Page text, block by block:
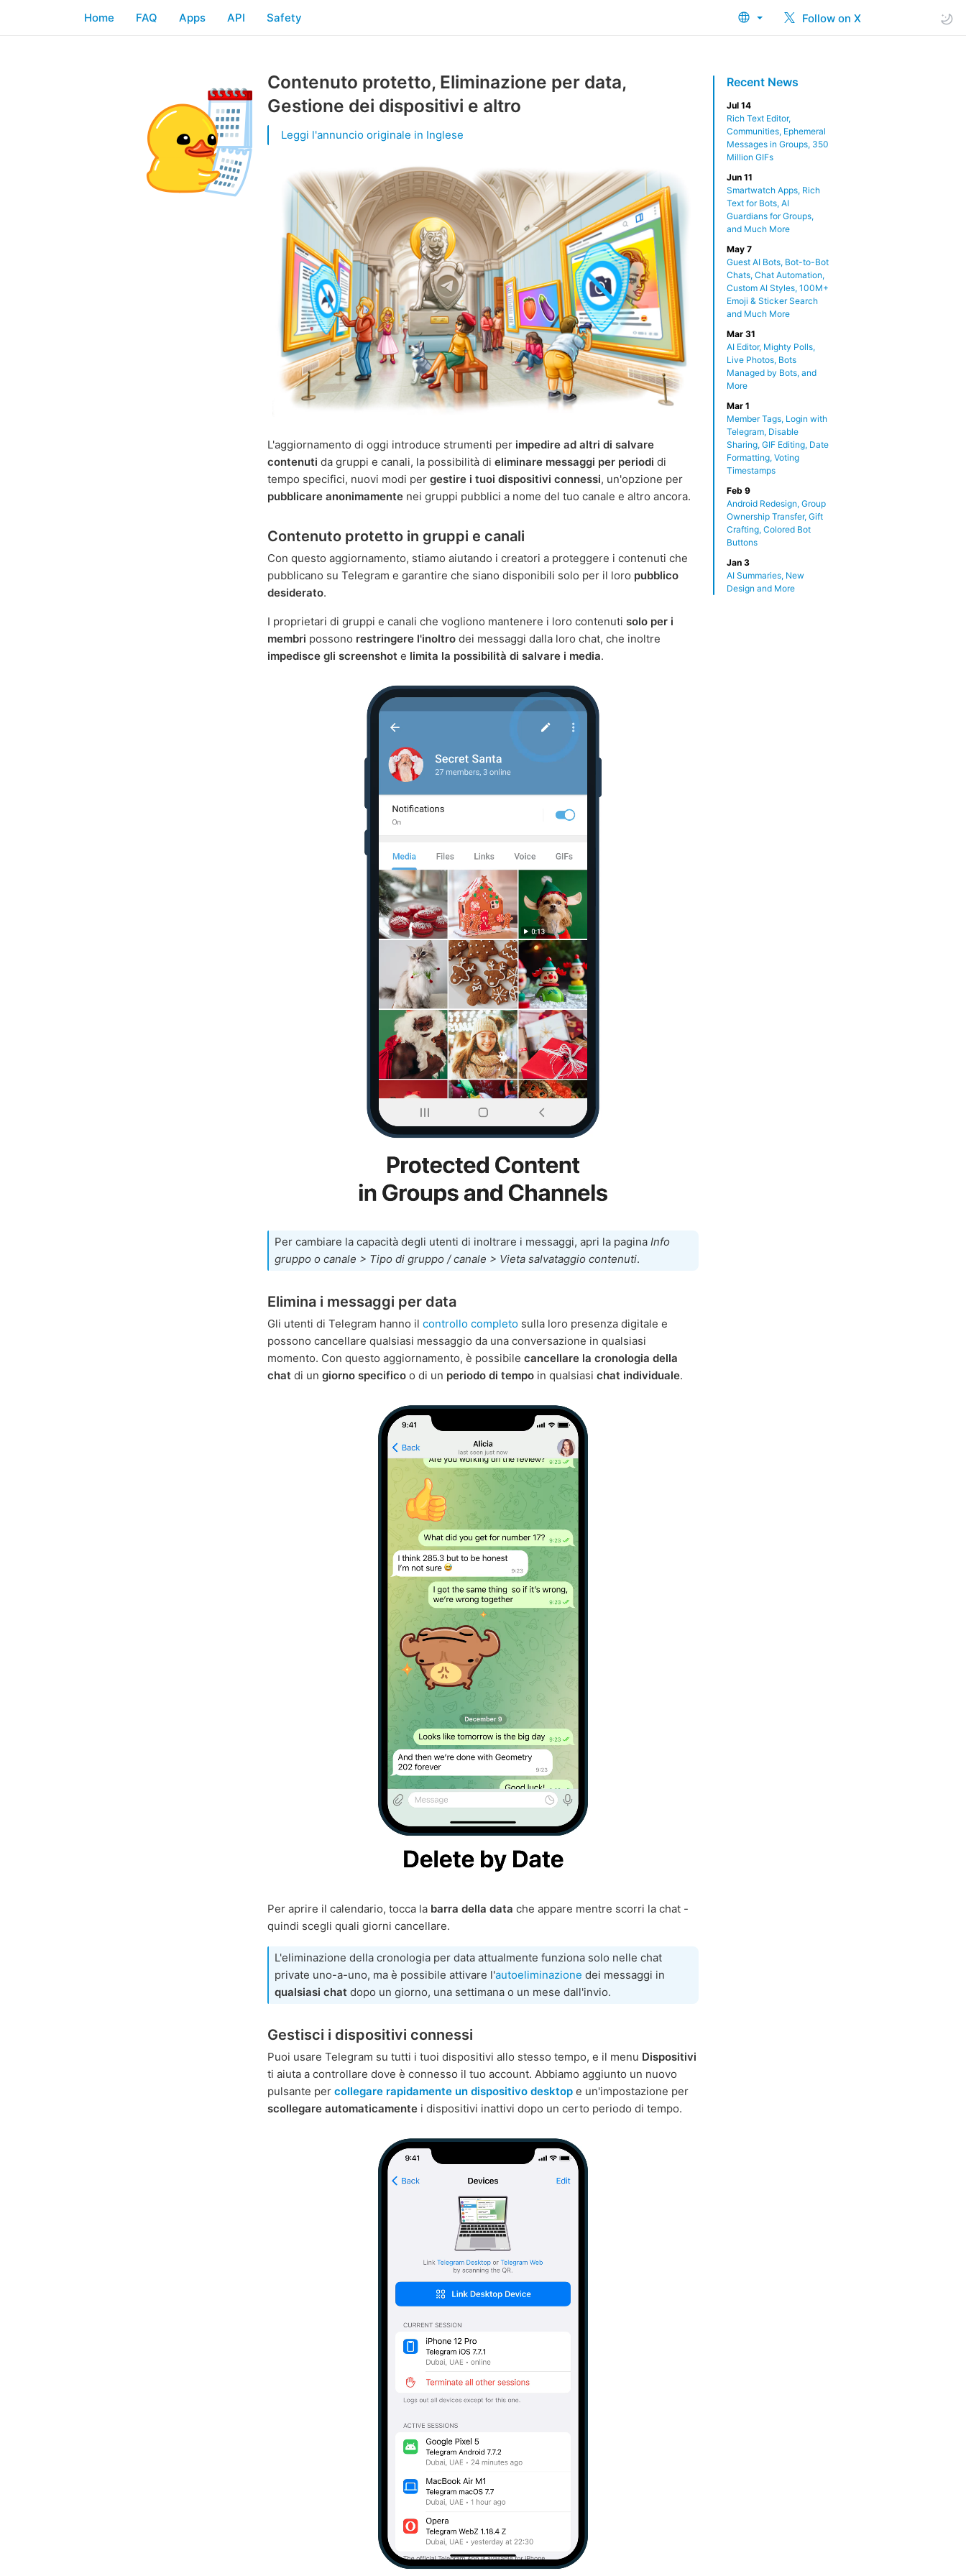
Follow on X
Home FAQ Apps API Safety
Recent News
Jul 14
Rich Text Editor,
Communities, Ephemeral
Messages in Groups, 350
Million GIFs
Jun 11
Smartwatch Apps, Rich
Text for Bots, AI
Guardians for Groups,
and Much More
May 7
Guest AI Bots, Bot-to-Bot
Chats, Chat Automation,
Custom AI Styles, 100M+
Emoji & Sticker Search
and Much More
Mar 31
AI Editor, Mighty Polls,
Live Photos, Bots
Managed by Bots, and
More
Mar 1
Member Tags, Login with
Telegram, Disable
Sharing, GIF Editing, Date
Formatting, Voting
Timestamps
Feb 9
Android Redesign, Group
Ownership Transfer, Gift
Crafting, Colored Bot
Buttons
Jan 3
AI Summaries, New
Design and More
Contenuto protetto, Eliminazione per data,
Gestione dei dispositivi e altro
Leggi l'annuncio originale in Inglese
L'aggiornamento di oggi introduce strumenti per impedire ad altri di salvare
contenuti da gruppi e canali, la possibilità di eliminare messaggi per periodi di
tempo specifici, nuovi modi per gestire i tuoi dispositivi connessi, un'opzione per
pubblicare anonimamente nei gruppi pubblici a nome del tuo canale e altro ancora.
Contenuto protetto in gruppi e canali
Con questo aggiornamento, stiamo aiutando i creatori a proteggere i contenuti che
pubblicano su Telegram e garantire che siano disponibili solo per il loro pubblico
desiderato.
I proprietari di gruppi e canali che vogliono mantenere i loro contenuti solo per i
membri possono restringere l'inoltro dei messaggi dalla loro chat, che inoltre
impedisce gli screenshot e limita la possibilità di salvare i media.
Per cambiare la capacità degli utenti di inoltrare i messaggi, apri la pagina Info
gruppo o canale > Tipo di gruppo / canale > Vieta salvataggio contenuti.
Elimina i messaggi per data
Gli utenti di Telegram hanno il controllo completo sulla loro presenza digitale e
possono cancellare qualsiasi messaggio da una conversazione in qualsiasi
momento. Con questo aggiornamento, è possibile cancellare la cronologia della
chat di un giorno specifico o di un periodo di tempo in qualsiasi chat individuale.
Per aprire il calendario, tocca la barra della data che appare mentre scorri la chat -
quindi scegli quali giorni cancellare.
L'eliminazione della cronologia per data attualmente funziona solo nelle chat
private uno-a-uno, ma è possibile attivare l'autoeliminazione dei messaggi in
qualsiasi chat dopo un giorno, una settimana o un mese dall'invio.
Gestisci i dispositivi connessi
Puoi usare Telegram su tutti i tuoi dispositivi allo stesso tempo, e il menu Dispositivi
ti aiuta a controllare dove è connesso il tuo account. Abbiamo aggiunto un nuovo
pulsante per collegare rapidamente un dispositivo desktop e un'impostazione per
scollegare automaticamente i dispositivi inattivi dopo un certo periodo di tempo.